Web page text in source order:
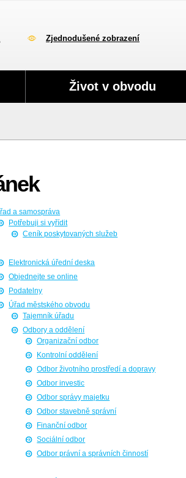
Zjednodušené zobrazení
a samospráva
Potřebuji si vyřídit
Ceník poskytovaných služeb
Elektronická úřední deska
Objednejte se online
Podatelny
Úřad městského obvodu
Tajemník úřadu
Odbory a oddělení
Organizační odbor
Kontrolní oddělení
Odbor životního prostředí a dopravy
Odbor investic
Odbor správy majetku
Odbor stavebně správní
Finanční odbor
Sociální odbor
Odbor právní a správních činností
Život v obvodu